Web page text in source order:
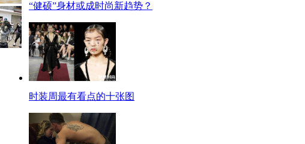
“健硕”身材或成时尚新趋势？
时装周最有看点的十张图